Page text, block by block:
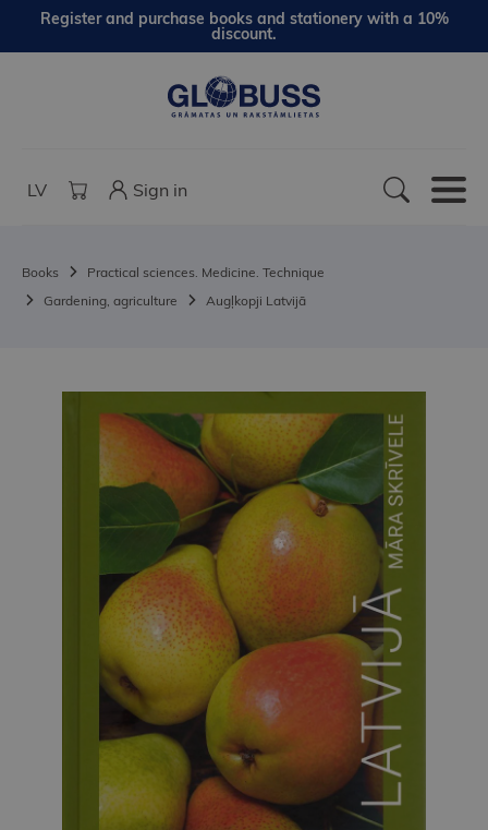
Register and purchase books and stationery with a 10%
discount.
LV Sign in
Books
Practical sciences. Medicine. Technique
Gardening, agriculture
Augļkopji Latvijā